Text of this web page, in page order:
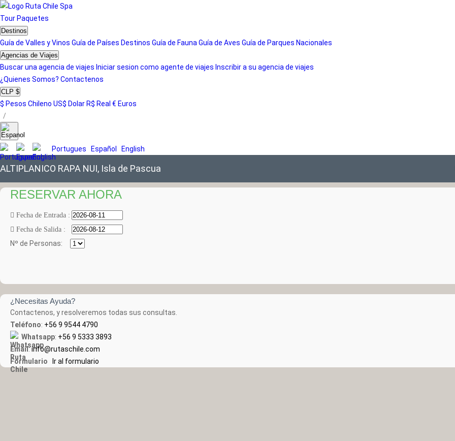
Tour Paquetes
Destinos
Guía de Valles y Vinos Guía de Países Destinos Guía de Fauna Guía de Aves Guía de Parques Nacionales
Agencias de Viajes
Buscar una agencia de viajes Iniciar sesion como agente de viajes Inscribir a su agencia de viajes
¿Quienes Somos? Contactenos
CLP $
$ Pesos Chileno US$ Dolar R$ Real € Euros
/
Portugues Español English
ALTIPLANICO RAPA NUI, Isla de Pascua
RESERVAR AHORA
Fecha de Entrada :
Fecha de Salida :
Nº de Personas:
¿Necesitas Ayuda?
Contactenos, y resolveremos todas sus consultas.
Teléfono: +56 9 9544 4790
Whatsapp: +56 9 5333 3893
Email:info@rutaschile.com
Formulario
Ir al formulario